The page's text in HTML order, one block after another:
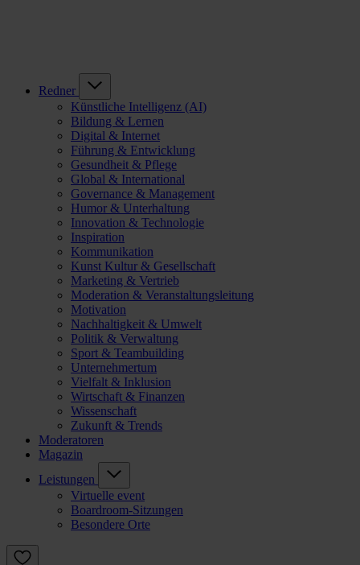
Redner
Künstliche Intelligenz (AI)
Bildung & Lernen
Digital & Internet
Führung & Entwicklung
Gesundheit & Pflege
Global & International
Governance & Management
Humor & Unterhaltung
Innovation & Technologie
Inspiration
Kommunikation
Kunst Kultur & Gesellschaft
Marketing & Vertrieb
Moderation & Veranstaltungsleitung
Motivation
Nachhaltigkeit & Umwelt
Politik & Verwaltung
Sport & Teambuilding
Unternehmertum
Vielfalt & Inklusion
Wirtschaft & Finanzen
Wissenschaft
Zukunft & Trends
Moderatoren
Magazin
Leistungen
Virtuelle event
Boardroom-Sitzungen
Besondere Orte